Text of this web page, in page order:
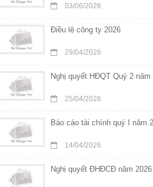
03/06/2026
Điều lệ công ty 2026
29/04/2026
Nghị quyết HĐQT Quý 2 năm
25/04/2026
Báo cáo tài chính quý I năm
14/04/2026
Nghị quyết ĐHĐCĐ năm 2026